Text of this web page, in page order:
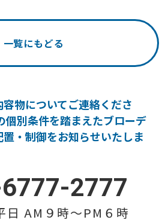
一覧にもどる
物についてご連絡くださ
個別条件を踏まえたブローデ
・制御をお知らせいたしま
2777
日 AM９時〜PM６時